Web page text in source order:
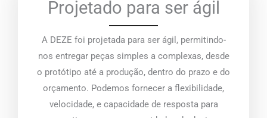
Projetado para ser ágil
A DEZE foi projetada para ser ágil, permitindo-
nos entregar peças simples a complexas, desde
o protótipo até a produção, dentro do prazo e do
orçamento. Podemos fornecer a flexibilidade,
velocidade, e capacidade de resposta para